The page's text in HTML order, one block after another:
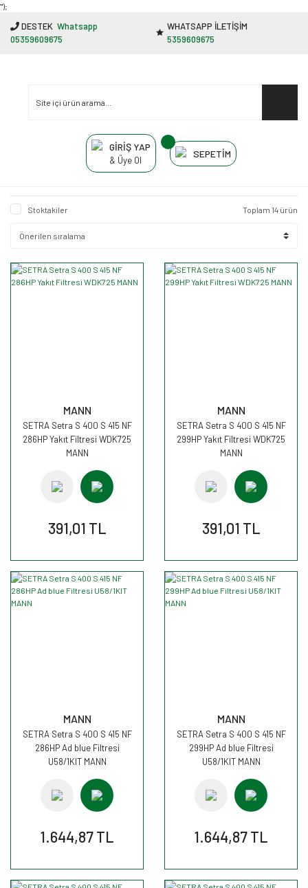
"');
DESTEK Whatsapp
05359609675
WHATSAPP İLETİŞİM
5359609675
GİRİŞ YAP
& Üye Ol
SEPETİM
Stoktakiler Toplam 14 ürün
MANN
SETRA Setra S 400 S 415 NF
286HP Yakıt Filtresi WDK725
MANN
391,01 TL
MANN
SETRA Setra S 400 S 415 NF
299HP Yakıt Filtresi WDK725
MANN
391,01 TL
MANN
SETRA Setra S 400 S 415 NF
286HP Ad blue Filtresi
U58/1KIT MANN
1.644,87 TL
MANN
SETRA Setra S 400 S 415 NF
299HP Ad blue Filtresi
U58/1KIT MANN
1.644,87 TL